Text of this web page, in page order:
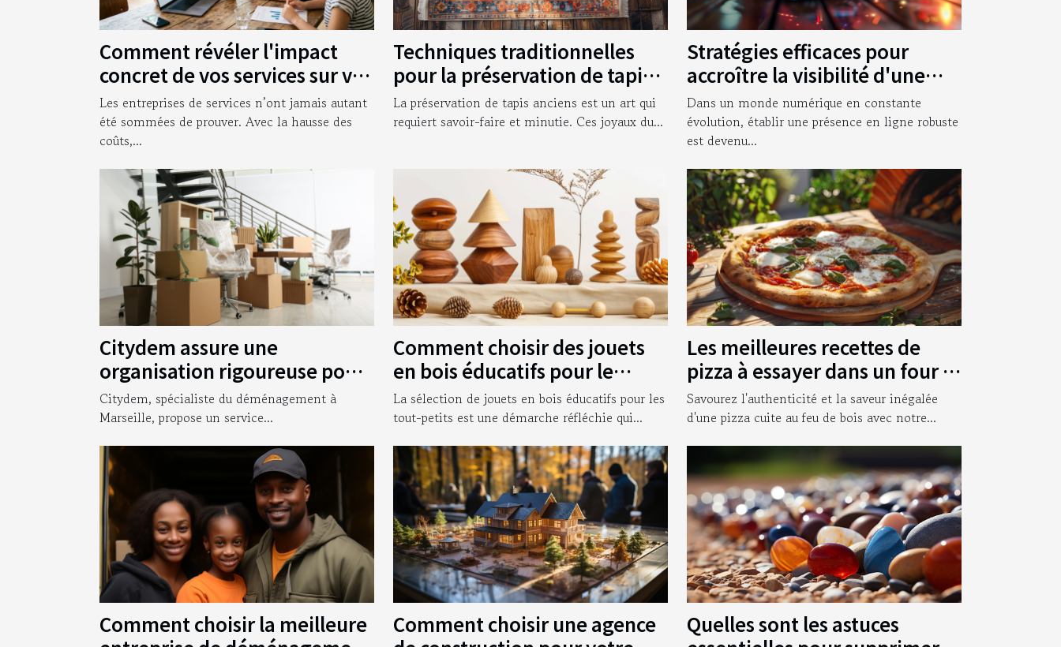
Comment révéler l'impact
concret de vos services sur vos
clients
Les entreprises de services n’ont jamais autant
été sommées de prouver. Avec la hausse des
coûts,...
Techniques traditionnelles
pour la préservation de tapis
anciens
La préservation de tapis anciens est un art qui
requiert savoir-faire et minutie. Ces joyaux du...
Stratégies efficaces pour
accroître la visibilité d'une
entreprise en ligne
Dans un monde numérique en constante
évolution, établir une présence en ligne robuste
est devenu...
Citydem assure une
organisation rigoureuse pour
votre déménagement
d’entreprise à Marseille !
Citydem, spécialiste du déménagement à
Marseille, propose un service...
Comment choisir des jouets
en bois éducatifs pour le
développement des tout-
petits
La sélection de jouets en bois éducatifs pour les
tout-petits est une démarche réfléchie qui...
Les meilleures recettes de
pizza à essayer dans un four à
bois
Savourez l'authenticité et la saveur inégalée
d'une pizza cuite au feu de bois avec notre...
Comment choisir la meilleure
Comment choisir une agence
Quelles sont les astuces